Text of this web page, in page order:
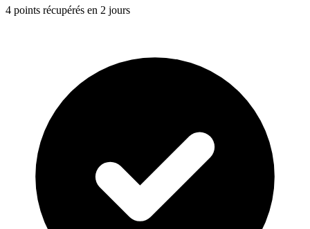
4 points récupérés en 2 jours